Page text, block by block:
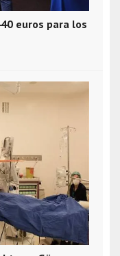
euros para los